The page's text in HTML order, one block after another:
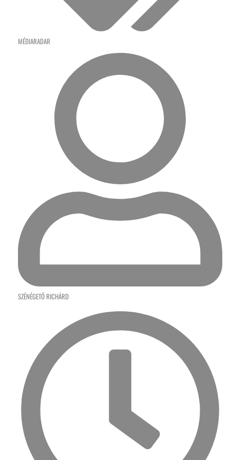
MÉDIARADAR
SZÉNÉGETŐ RICHÁRD